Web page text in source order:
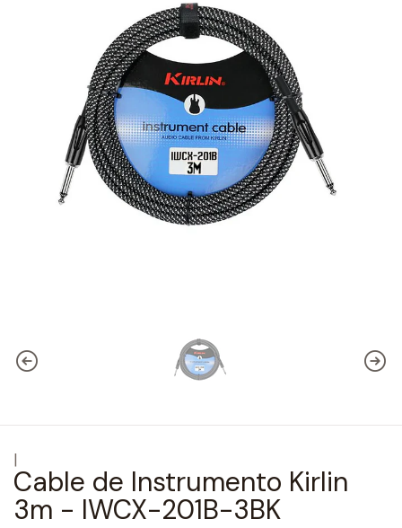
|
Cable de Instrumento Kirlin
3m - IWCX-201B-3BK